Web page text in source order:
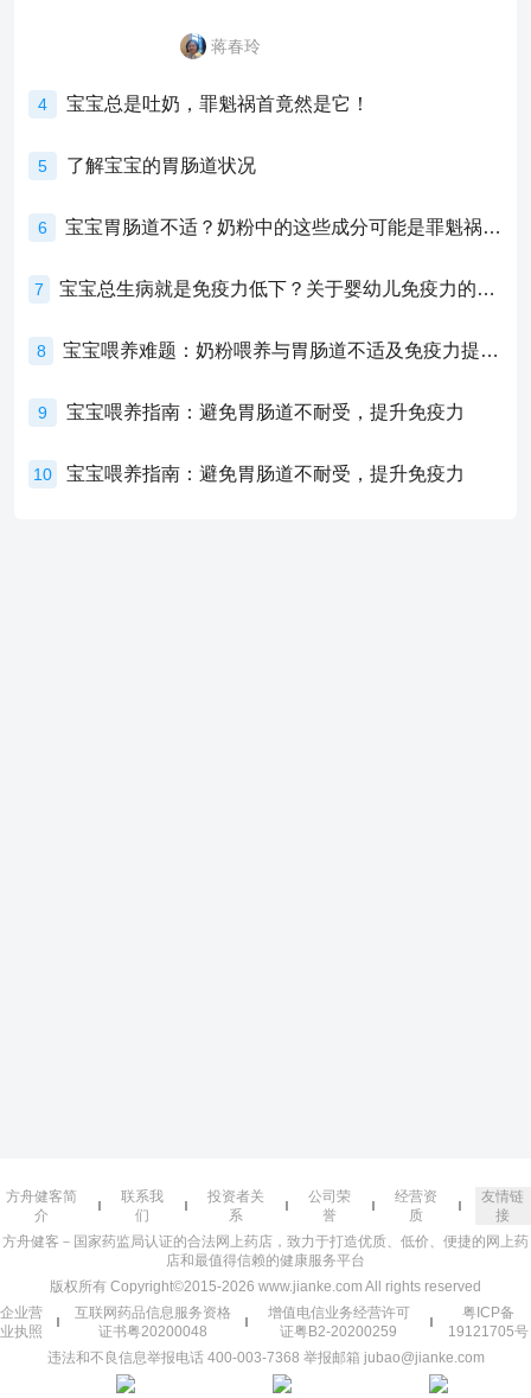
蒋春玲
4 宝宝总是吐奶，罪魁祸首竟然是它！
5 了解宝宝的胃肠道状况
6 宝宝胃肠道不适？奶粉中的这些成分可能是罪魁祸首！
7 宝宝总生病就是免疫力低下？关于婴幼儿免疫力的真相，家长必须了解！
8 宝宝喂养难题：奶粉喂养与胃肠道不适及免疫力提升的奥秘
9 宝宝喂养指南：避免胃肠道不耐受，提升免疫力
10 宝宝喂养指南：避免胃肠道不耐受，提升免疫力
方舟健客简
介
联系我
们
投资者关
系
公司荣
誉
经营资
质
友情链
接
方舟健客－国家药监局认证的合法网上药店，致力于打造优质、低价、便捷的网上药
店和最值得信赖的健康服务平台
版权所有 Copyright©2015-2026 www.jianke.com All rights reserved
企业营
业执照
互联网药品信息服务资格
证书粤20200048
增值电信业务经营许可
证粤B2-20200259
粤ICP备
19121705号
违法和不良信息举报电话 400-003-7368 举报邮箱 jubao@jianke.com